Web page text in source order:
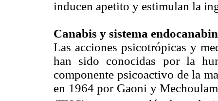
inducen apetito y estimulan la
Canabis y sistema
Las acciones psicotrópicas y
han sido conocidas por la
componente psicoactivo de la
en 1964 por Gaoni y